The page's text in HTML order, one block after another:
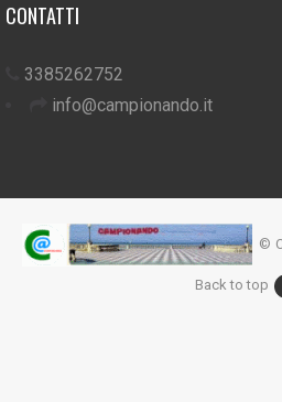
CONTATTI
3385262752
info@campionando.it
©
Back to top